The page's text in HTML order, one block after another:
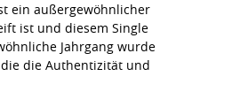
ein außergewöhnlicher
ist und diesem Single
Jahrgang wurde
die Authentizität und